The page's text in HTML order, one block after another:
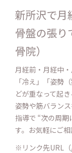
新所沢で月
骨盤の張り
骨院）
月経前・月経中
「冷え」「姿勢
どが重なって起
姿勢や筋バラン
指導で “次の周
す。お気軽にご相
※リンク先URL